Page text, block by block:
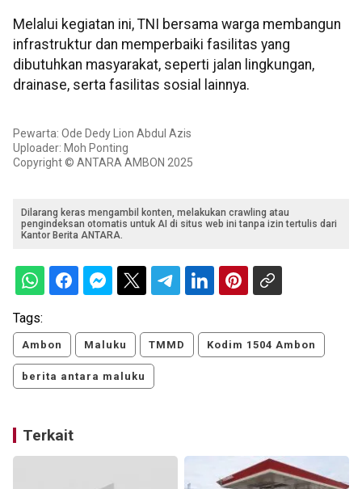
Melalui kegiatan ini, TNI bersama warga membangun
infrastruktur dan memperbaiki fasilitas yang
dibutuhkan masyarakat, seperti jalan lingkungan,
drainase, serta fasilitas sosial lainnya.
Pewarta: Ode Dedy Lion Abdul Azis
Uploader: Moh Ponting
Copyright © ANTARA AMBON 2025
Dilarang keras mengambil konten, melakukan crawling atau
pengindeksan otomatis untuk AI di situs web ini tanpa izin tertulis dari
Kantor Berita ANTARA.
Tags:
Ambon Maluku TMMD Kodim 1504 Ambon
berita antara maluku
Terkait